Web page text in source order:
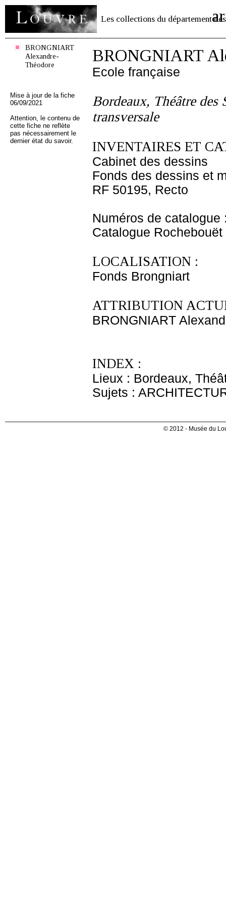
Les collections du département des
BRONGNIART
Alexandre-
Théodore
Mise à jour de la fiche
06/09/2021
Attention, le contenu de
cette fiche ne reflète
pas nécessairement le
dernier état du savoir.
BRONGNIART
Ecole française
Bordeaux, Théâtre des
transversale
INVENTAIRES ET
Cabinet des dessins
Fonds des dessins et
RF 50195, Recto
Numéros de catalogue
Catalogue Rochebouët
LOCALISATION :
Fonds Brongniart
ATTRIBUTION
BRONGNIART
INDEX :
Lieux : Bordeaux,
Sujets :
© 2012 - Musée du